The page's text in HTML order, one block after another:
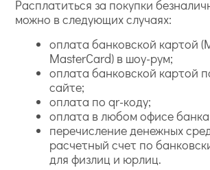
Расплатиться за покупки
можно в следующих случаях:
оплата банковской картой
MasterCard) в шоу-рум;
оплата банковской картой
сайте;
оплата по qr-коду;
оплата в любом офисе
перечисление денежных
расчетный счет по
для физлиц и юрлиц.